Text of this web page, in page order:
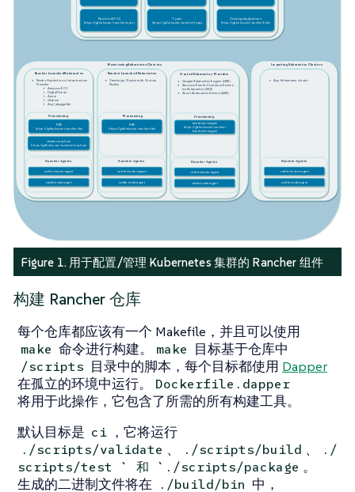
Figure 1. 用于配置/管理 Kubernetes 集群的 Rancher 组件
构建 Rancher 仓库
每个仓库都应该有一个 Makefile，并且可以使用
make 命令进行构建。 make 目标基于仓库中
/scripts 目录中的脚本，每个目标都使用 Dapper
在孤立的环境中运行。
Dockerfile.dapper
将用于此操作，它包含了所需的所有构建工具。
默认目标是 ci ，它将运行
./scripts/validate 、 ./scripts/build 、
./
scripts/test ` 和 `./scripts/package 。
生成的二进制文件将在
./build/bin 中，